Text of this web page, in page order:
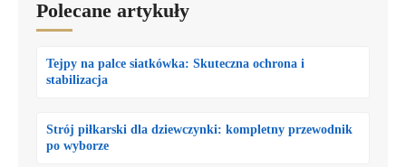
Polecane artykuły
Tejpy na palce siatkówka: Skuteczna ochrona i
stabilizacja
Strój piłkarski dla dziewczynki: kompletny przewodnik
po wyborze